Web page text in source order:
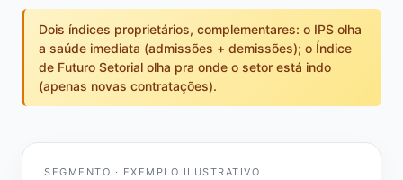
Dois índices proprietários, complementares: o IPS olha
a saúde imediata (admissões + demissões); o Índice
de Futuro Setorial olha pra onde o setor está indo
(apenas novas contratações).
SEGMENTO · EXEMPLO ILUSTRATIVO